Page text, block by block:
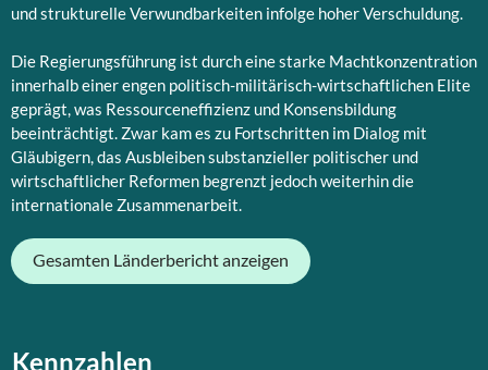
und strukturelle Verwundbarkeiten infolge hoher Verschuldung.
Die Regierungsführung ist durch eine starke Machtkonzentration
innerhalb einer engen politisch-militärisch-wirtschaftlichen Elite
geprägt, was Ressourceneffizienz und Konsensbildung
beeinträchtigt. Zwar kam es zu Fortschritten im Dialog mit
Gläubigern, das Ausbleiben substanzieller politischer und
wirtschaftlicher Reformen begrenzt jedoch weiterhin die
internationale Zusammenarbeit.
Gesamten Länderbericht anzeigen
Kennzahlen